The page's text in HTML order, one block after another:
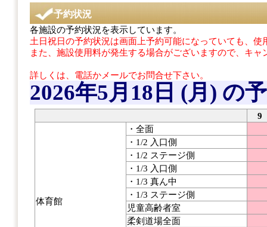
予約状況
各施設の予約状況を表示しています。
土日祝日の予約状況は画面上予約可能になっていても、
また、施設使用料が発生する場合がございますので、キ
詳しくは、電話かメールでお問合せ下さい。
2026年5月18日 (月) の
9
体育館
・全面
・1/2 入口側
・1/2 ステージ側
・1/3 入口側
・1/3 真ん中
・1/3 ステージ側
児童高齢者室
柔剣道場全面